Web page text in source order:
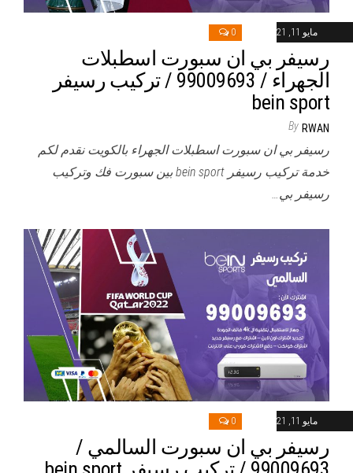
مايو 11, 2021 0
رسيفر بي ان سبورت اسطبلات
الجهراء / 99009693 / تركيب رسيفر
bein sport
By RWAN
رسيفر بي ان سبورت اسطبلات الجهراء بالكويت نقدم لكم
خدمة تركيب رسيفر bein sport بين سبورت فك وتركيب
رسيفر بي…
مايو 11, 2021 0
رسيفر بي ان سبورت السالمي /